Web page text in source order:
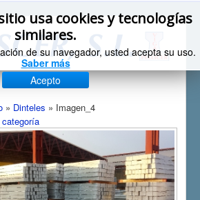
usa cookies y tecnologías
similares.
de su navegador, usted acepta su uso.
Saber más
Acepto
» Dinteles » Imagen_4